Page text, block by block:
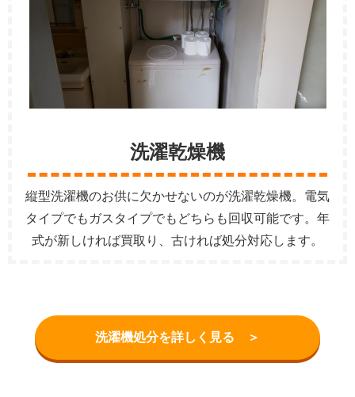
洗濯乾燥機
縦型洗濯機のお供に欠かせないのが洗濯乾燥機。電気
タイプでもガスタイプでもどちらも回収可能です。年
式が新しければ買取り、古ければ処分対応します。
洗濯機処分を詳しく見る ＞